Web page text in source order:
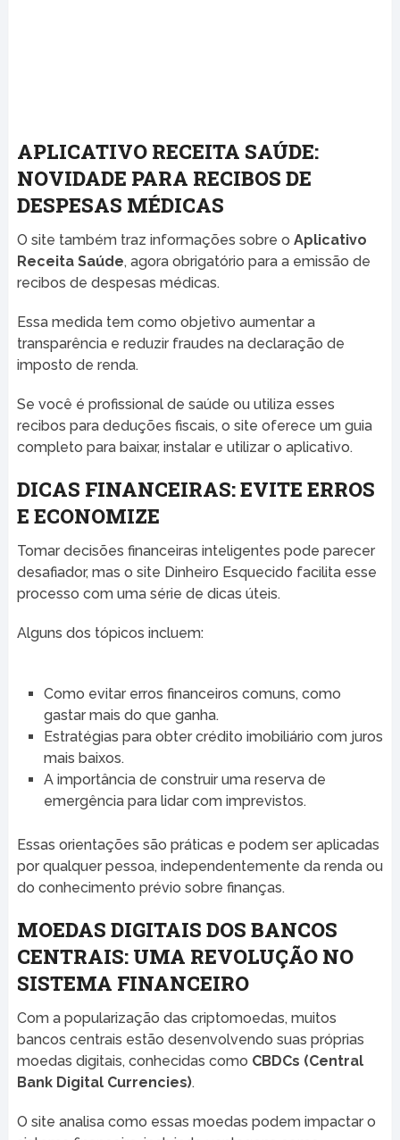
APLICATIVO RECEITA SAÚDE:
NOVIDADE PARA RECIBOS DE
DESPESAS MÉDICAS
O site também traz informações sobre o Aplicativo
Receita Saúde, agora obrigatório para a emissão de
recibos de despesas médicas.
Essa medida tem como objetivo aumentar a
transparência e reduzir fraudes na declaração de
imposto de renda.
Se você é profissional de saúde ou utiliza esses
recibos para deduções fiscais, o site oferece um guia
completo para baixar, instalar e utilizar o aplicativo.
DICAS FINANCEIRAS: EVITE ERROS
E ECONOMIZE
Tomar decisões financeiras inteligentes pode parecer
desafiador, mas o site Dinheiro Esquecido facilita esse
processo com uma série de dicas úteis.
Alguns dos tópicos incluem:
Como evitar erros financeiros comuns, como
gastar mais do que ganha.
Estratégias para obter crédito imobiliário com juros
mais baixos.
A importância de construir uma reserva de
emergência para lidar com imprevistos.
Essas orientações são práticas e podem ser aplicadas
por qualquer pessoa, independentemente da renda ou
do conhecimento prévio sobre finanças.
MOEDAS DIGITAIS DOS BANCOS
CENTRAIS: UMA REVOLUÇÃO NO
SISTEMA FINANCEIRO
Com a popularização das criptomoedas, muitos
bancos centrais estão desenvolvendo suas próprias
moedas digitais, conhecidas como CBDCs (Central
Bank Digital Currencies).
O site analisa como essas moedas podem impactar o